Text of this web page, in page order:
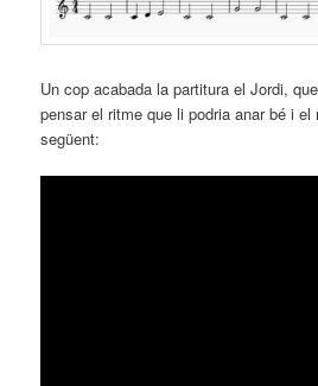
Un cop acabada la partitura el Jordi,
pensar el ritme que li podria anar bé i
següent: